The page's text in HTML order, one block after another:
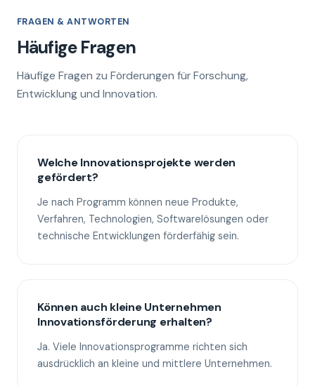
FRAGEN & ANTWORTEN
Häufige Fragen
Häufige Fragen zu Förderungen für Forschung,
Entwicklung und Innovation.
Welche Innovationsprojekte werden
gefördert?
Je nach Programm können neue Produkte,
Verfahren, Technologien, Softwarelösungen oder
technische Entwicklungen förderfähig sein.
Können auch kleine Unternehmen
Innovationsförderung erhalten?
Ja. Viele Innovationsprogramme richten sich
ausdrücklich an kleine und mittlere Unternehmen.